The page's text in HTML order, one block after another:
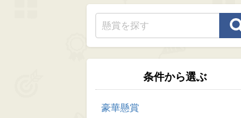
条件から選ぶ
豪華懸賞